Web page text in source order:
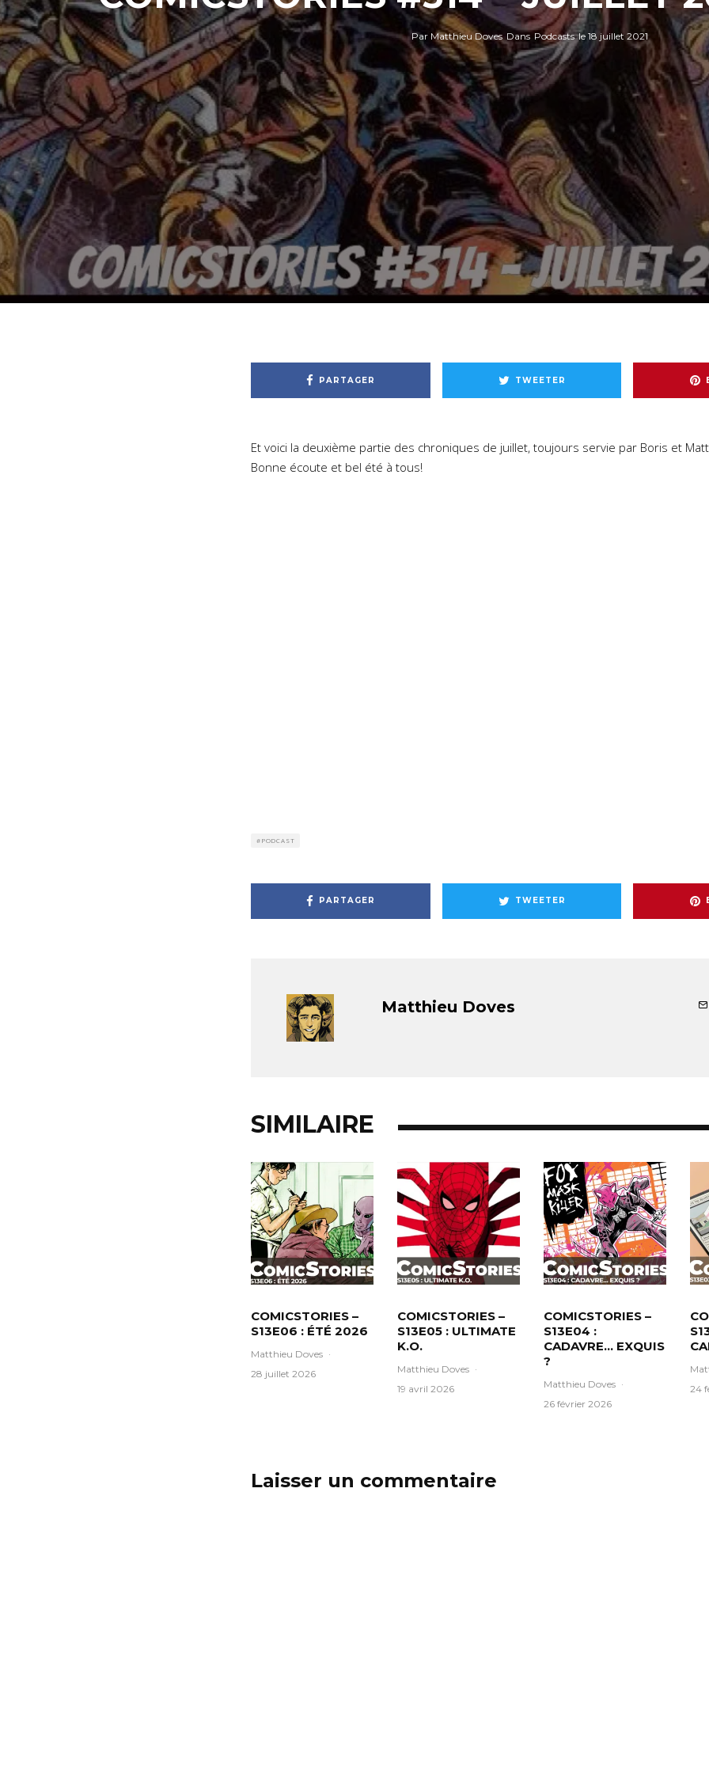
Par Matthieu Doves Dans Podcasts le 18 juillet 2021
PARTAGER TWEETER
Et voici la deuxième partie des chroniques de juillet, toujours servie par Boris et
Bonne écoute et bel été à tous!
PODCAST
PARTAGER TWEETER
Matthieu Doves
SIMILAIRE
COMICSTORIES –
S13E06 : ÉTÉ 2026
Matthieu Doves ·
28 juillet 2026
COMICSTORIES –
S13E05 : ULTIMATE
K.O.
Matthieu Doves ·
19 avril 2026
COMICSTORIES –
S13E04 :
CADAVRE… EXQUIS
?
Matthieu Doves ·
26 février 2026
24
Laisser un commentaire